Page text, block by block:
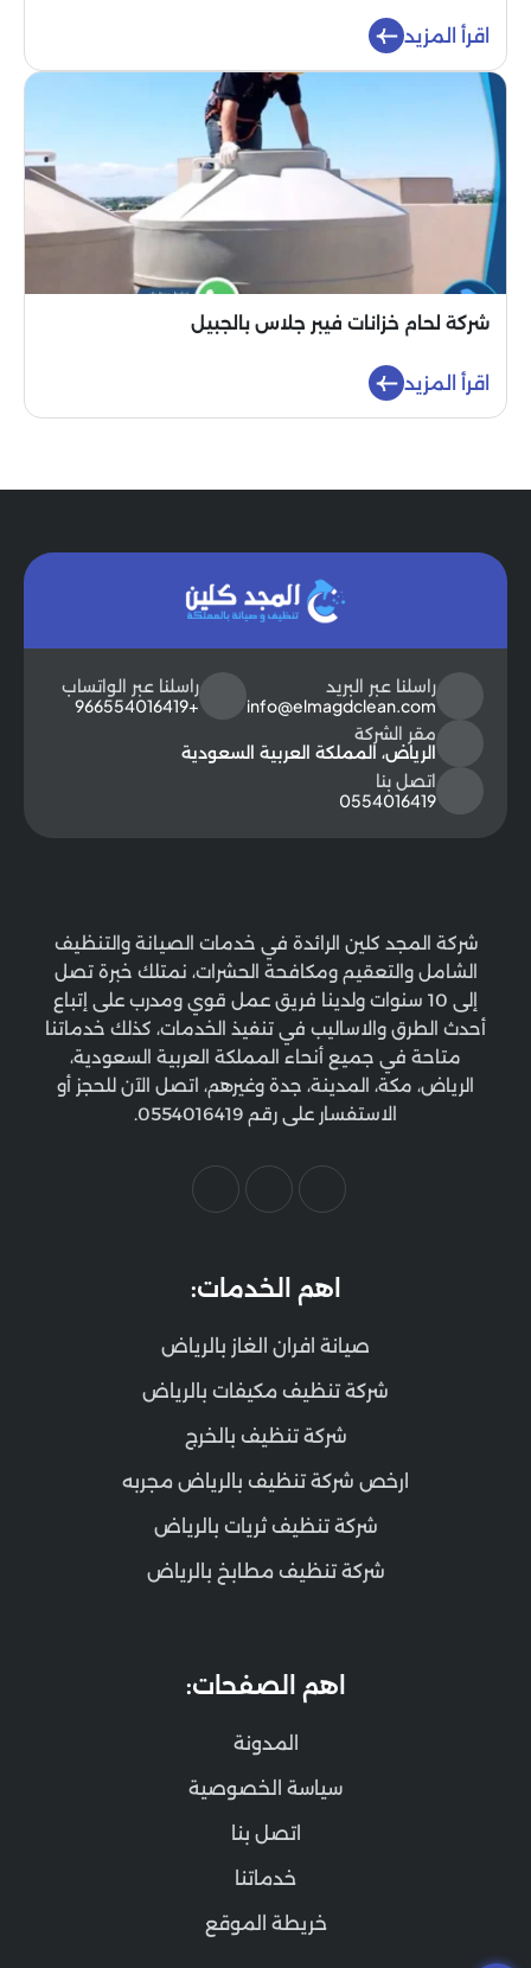
اقرأ المزيد
شركة لحام خزانات فيبر جلاس بالجبيل
اقرأ المزيد
راسلنا عبر البريد
info@elmagdclean.com
راسلنا عبر الواتساب
+966554016419
مقر الشركة
الرياض، المملكة العربية السعودية
اتصل بنا
0554016419
شركة المجد كلين الرائدة في خدمات الصيانة والتنظيف
الشامل والتعقيم ومكافحة الحشرات، نمتلك خبرة تصل
إلى 10 سنوات ولدينا فريق عمل قوي ومدرب على إتباع
أحدث الطرق والاساليب في تنفيذ الخدمات، كذلك خدماتنا
متاحة في جميع أنحاء المملكة العربية السعودية،
الرياض، مكة، المدينة، جدة وغيرهم، اتصل الآن للحجز أو
الاستفسار على رقم 0554016419.
اهم الخدمات:
صيانة افران الغاز بالرياض
شركة تنظيف مكيفات بالرياض
شركة تنظيف بالخرج
ارخص شركة تنظيف بالرياض مجربه
شركة تنظيف ثريات بالرياض
شركة تنظيف مطابخ بالرياض
اهم الصفحات:
المدونة
سياسة الخصوصية
اتصل بنا
خدماتنا
خريطة الموقع